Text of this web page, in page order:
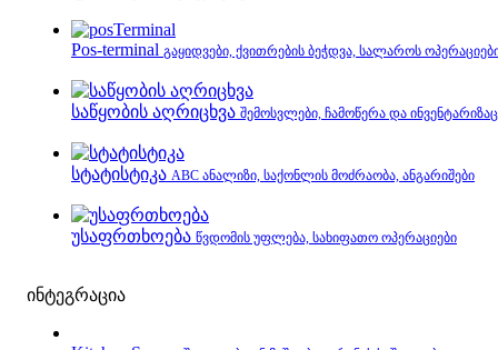
Pos-terminal გაყიდვები, ქვითრების ბეჭდვა, სალაროს
საწყობის აღრიცხვა შემოსვლები, ჩამოწერა და
სტატისტიკა ABC ანალიზი, საქონლის მოძრაობა, ანგარიშები
უსაფრთხოება წვდომის უფლება, სახიფათო ოპერაციები
ინტეგრაცია